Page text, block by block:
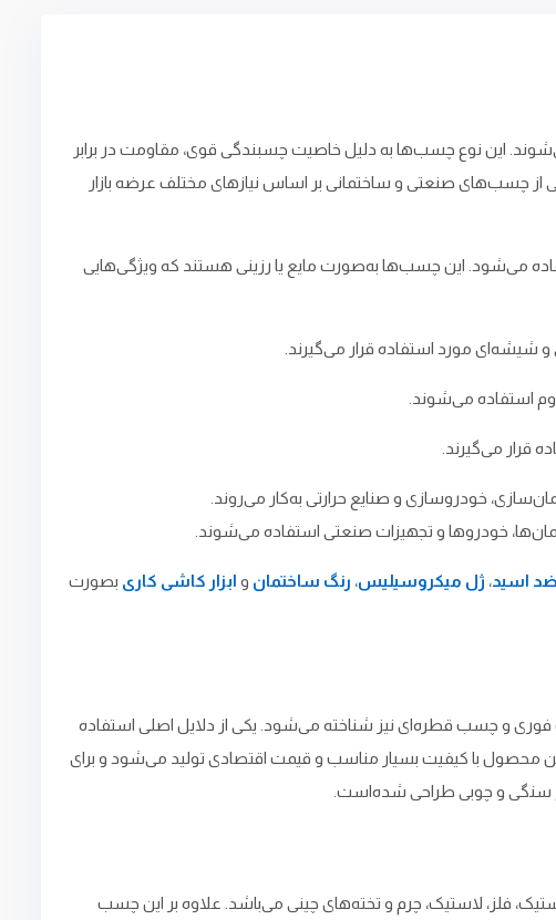
این نوع چسب‌ها به دلیل خاصیت چسبندگی قوی، مقاومت در برابر
از چسب‌های صنعتی و ساختمانی بر اساس نیازهای مختلف عرضه بازار
می‌شود. این چسب‌ها به‌صورت مایع یا رزینی هستند که ویژگی‌هایی
مورد استفاده قرار می‌گیرند.
استفاده می‌شوند.
قرار می‌گیرند.
خودروسازی و صنایع حرارتی به‌کار می‌روند.
خودروها و تجهیزات صنعتی استفاده می‌شوند.
اسید، ژل میکروسیلیس، رنگ ساختمان و ابزار کاشی کاری بصورت
فوری و چسب قطره‌ای نیز شناخته می‌شود. یکی از دلایل اصلی استفاده
این محصول با کیفیت بسیار مناسب و قیمت اقتصادی تولید می‌شود و برای
سنگی و چوبی طراحی شده‌است.
فلز، لاستیک، چرم و تخته‌های چینی می‌باشد. علاوه بر این چسب